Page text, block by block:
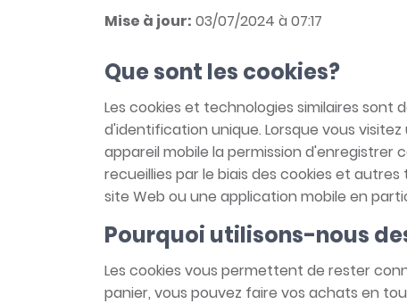
Mise à jour: 03/07/2024 à 07:17
Que sont les cookies?
Les cookies et technologies similaires
d'identification unique. Lorsque vous
appareil mobile la permission
recueillies par le biais des cookies et
site Web ou une application mobile en
Pourquoi utilisons-nous
Les cookies vous permettent de rester
panier, vous pouvez faire vos achats en